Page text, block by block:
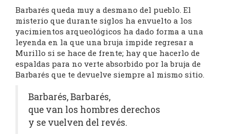
Barbarés queda muy a desmano del pueblo. El
misterio que durante siglos ha envuelto a los
yacimientos arqueológicos ha dado forma a una
leyenda en la que una bruja impide regresar a
Murillo si se hace de frente; hay que hacerlo de
espaldas para no verte absorbido por la bruja de
Barbarés que te devuelve siempre al mismo sitio.
Barbarés, Barbarés,
que van los hombres derechos
y se vuelven del revés.